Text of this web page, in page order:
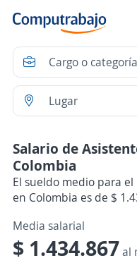
Salario de
Colombia
El sueldo medio para
en Colombia es de $
Media salarial
$ 1.434.867al